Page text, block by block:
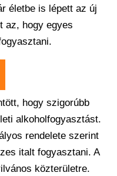
életbe is lépett az új
az, hogy egyes
hogy szigorúbb
alkoholfogyasztást.
rendelete szerint
italt fogyasztani. A
közterületre.